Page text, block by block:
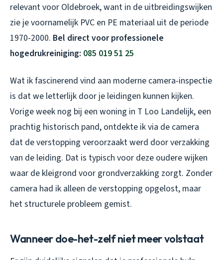
relevant voor Oldebroek, want in de uitbreidingswijken
zie je voornamelijk PVC en PE materiaal uit de periode
1970-2000. Bel direct voor professionele
hogedrukreiniging: 085 019 51 25
Wat ik fascinerend vind aan moderne camera-inspectie
is dat we letterlijk door je leidingen kunnen kijken.
Vorige week nog bij een woning in T Loo Landelijk, een
prachtig historisch pand, ontdekte ik via de camera
dat de verstopping veroorzaakt werd door verzakking
van de leiding. Dat is typisch voor deze oudere wijken
waar de kleigrond voor grondverzakking zorgt. Zonder
camera had ik alleen de verstopping opgelost, maar
het structurele probleem gemist.
Wanneer doe-het-zelf niet meer volstaat